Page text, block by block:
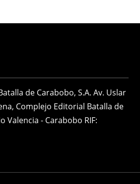
de Carabobo, S.A. Av. Uslar
Complejo Editorial Batalla de
Valencia - Carabobo RIF: